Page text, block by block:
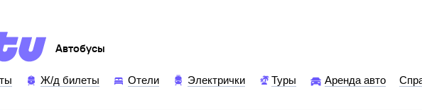
Автобусы
Ж/д билеты Отели Электрички Туры Аренда авто